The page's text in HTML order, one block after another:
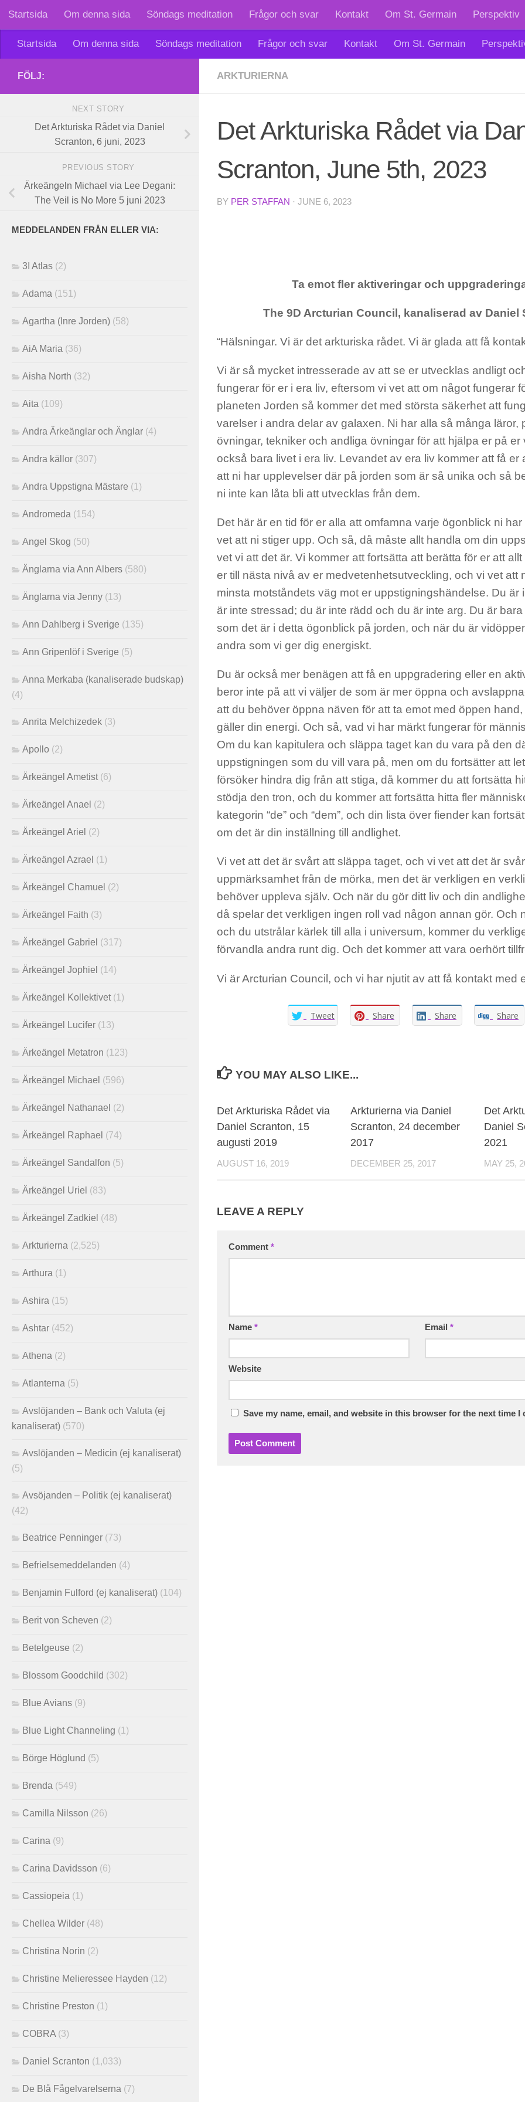
Skip to content
Startsida Om denna sida Söndags meditation Frågor och svar Kontakt Om St. Germain Perspektiv
Startsida Om denna sida Söndags meditation Frågor och svar Kontakt Om St. Germain
ARKTURIERNA
Det Arkturiska Rådet via
Scranton, June 5th, 2023
BY PER STAFFAN · JUNE 6, 2023
Ta emot fler aktiveringar och
The 9D Arcturian Council, kanaliserad av Daniel
“Hälsningar. Vi är det arkturiska rådet. Vi är glada att få
Vi är så mycket intresserade av att se er utvecklas andligt
fungerar för er i era liv, eftersom vi vet att om något fungerar
planeten Jorden så kommer det med största säkerhet att
varelser i andra delar av galaxen. Ni har alla så många läror,
övningar, tekniker och andliga övningar för att hjälpa er på er
också bara livet i era liv. Levandet av era liv kommer att få er
att ni har upplevelser där på jorden som är så unika och så
ni inte kan låta bli att utvecklas från dem.
Det här är en tid för er alla att omfamna varje ögonblick ni
vet att ni stiger upp. Och så, då måste allt handla om din
vet vi att det är. Vi kommer att fortsätta att berätta för er att
er till nästa nivå av er medvetenhetsutveckling, och vi vet att
minsta motståndets väg mot er uppstigningshändelse. Du är
är inte stressad; du är inte rädd och du är inte arg. Du är
som det är i detta ögonblick på jorden, och när du är
andra som vi ger dig energiskt.
Du är också mer benägen att få en uppgradering eller en
beror inte på att vi väljer de som är mer öppna och
att du behöver öppna näven för att ta emot med öppen
gäller din energi. Och så, vad vi har märkt fungerar för
Om du kan kapitulera och släppa taget kan du vara på den
uppstigningen som du vill vara på, men om du fortsätter att
försöker hindra dig från att stiga, då kommer du att fortsätta
stödja den tron, och du kommer att fortsätta hitta fler
kategorin “de” och “dem”, och din lista över fiender kan
om det är din inställning till andlighet.
Vi vet att det är svårt att släppa taget, och vi vet att det är
uppmärksamhet från de mörka, men det är verkligen en
behöver uppleva själv. Och när du gör ditt liv och din
då spelar det verkligen ingen roll vad någon annan gör. Och
och du utstrålar kärlek till alla i universum, kommer du
förvandla andra runt dig. Och det kommer att vara oerhört
Vi är Arcturian Council, och vi har njutit av att få kontakt med
Tweet Share Share Share
YOU MAY ALSO LIKE...
Det Arkturiska Rådet via
Daniel Scranton, 15
augusti 2019
AUGUST 16, 2019
Arkturierna via Daniel
Scranton, 24 december
2017
DECEMBER 25, 2017
Det
Daniel
2021
MAY 25,
LEAVE A REPLY
Comment *
Name * Email *
Website
Save my name, email, and website in this browser for the next time I
FÖLJ:
NEXT STORY
Det Arkturiska Rådet via Daniel
Scranton, 6 juni, 2023
PREVIOUS STORY
Ärkeängeln Michael via Lee Degani:
The Veil is No More 5 juni 2023
MEDDELANDEN FRÅN ELLER VIA:
3I Atlas (2)
Adama (151)
Agartha (Inre Jorden) (58)
AiA Maria (36)
Aisha North (32)
Aita (109)
Andra Ärkeänglar och Änglar (4)
Andra källor (307)
Andra Uppstigna Mästare (1)
Andromeda (154)
Angel Skog (50)
Änglarna via Ann Albers (580)
Änglarna via Jenny (13)
Ann Dahlberg i Sverige (135)
Ann Gripenlöf i Sverige (5)
Anna Merkaba (kanaliserade budskap)
(4)
Anrita Melchizedek (3)
Apollo (2)
Ärkeängel Ametist (6)
Ärkeängel Anael (2)
Ärkeängel Ariel (2)
Ärkeängel Azrael (1)
Ärkeängel Chamuel (2)
Ärkeängel Faith (3)
Ärkeängel Gabriel (317)
Ärkeängel Jophiel (14)
Ärkeängel Kollektivet (1)
Ärkeängel Lucifer (13)
Ärkeängel Metatron (123)
Ärkeängel Michael (596)
Ärkeängel Nathanael (2)
Ärkeängel Raphael (74)
Ärkeängel Sandalfon (5)
Ärkeängel Uriel (83)
Ärkeängel Zadkiel (48)
Arkturierna (2,525)
Arthura (1)
Ashira (15)
Ashtar (452)
Athena (2)
Atlanterna (5)
Avslöjanden – Bank och Valuta (ej
kanaliserat) (570)
Avslöjanden – Medicin (ej kanaliserat)
(5)
Avsöjanden – Politik (ej kanaliserat)
(42)
Beatrice Penninger (73)
Befrielsemeddelanden (4)
Benjamin Fulford (ej kanaliserat) (104)
Berit von Scheven (2)
Betelgeuse (2)
Blossom Goodchild (302)
Blue Avians (9)
Blue Light Channeling (1)
Börge Höglund (5)
Brenda (549)
Camilla Nilsson (26)
Carina (9)
Carina Davidsson (6)
Cassiopeia (1)
Chellea Wilder (48)
Christina Norin (2)
Christine Melieressee Hayden (12)
Christine Preston (1)
COBRA (3)
Daniel Scranton (1,033)
De Blå Fågelvarelserna (7)